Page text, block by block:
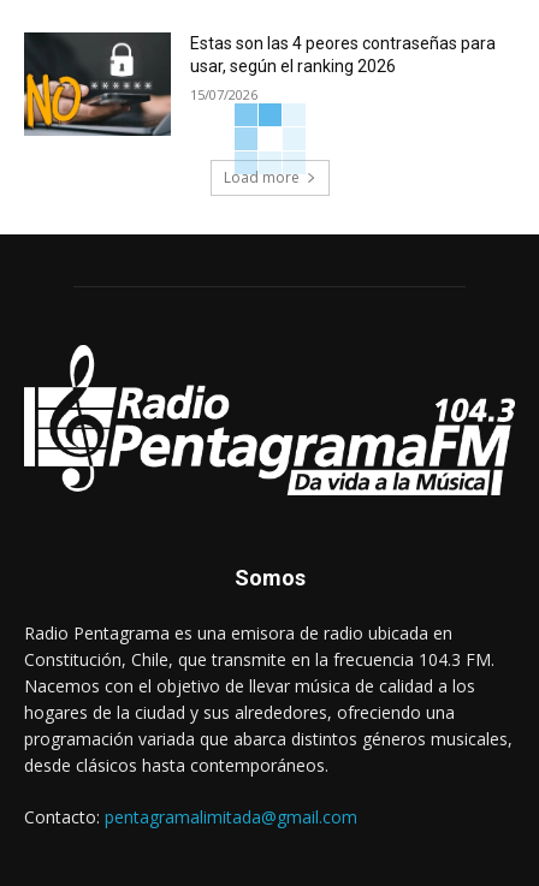
Estas son las 4 peores contraseñas para
usar, según el ranking 2026
15/07/2026
Load more
Somos
Radio Pentagrama es una emisora de radio ubicada en
Constitución, Chile, que transmite en la frecuencia 104.3 FM.
Nacemos con el objetivo de llevar música de calidad a los
hogares de la ciudad y sus alrededores, ofreciendo una
programación variada que abarca distintos géneros musicales,
desde clásicos hasta contemporáneos.
Contacto: pentagramalimitada@gmail.com